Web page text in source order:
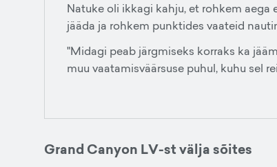
Natuke oli ikkagi kahju, et rohkem
jääda ja rohkem punktides vaateid
"Midagi peab järgmiseks korraks ka
muu vaatamisväärsuse puhul, kuhu sel
Grand Canyon LV-st välja sõites